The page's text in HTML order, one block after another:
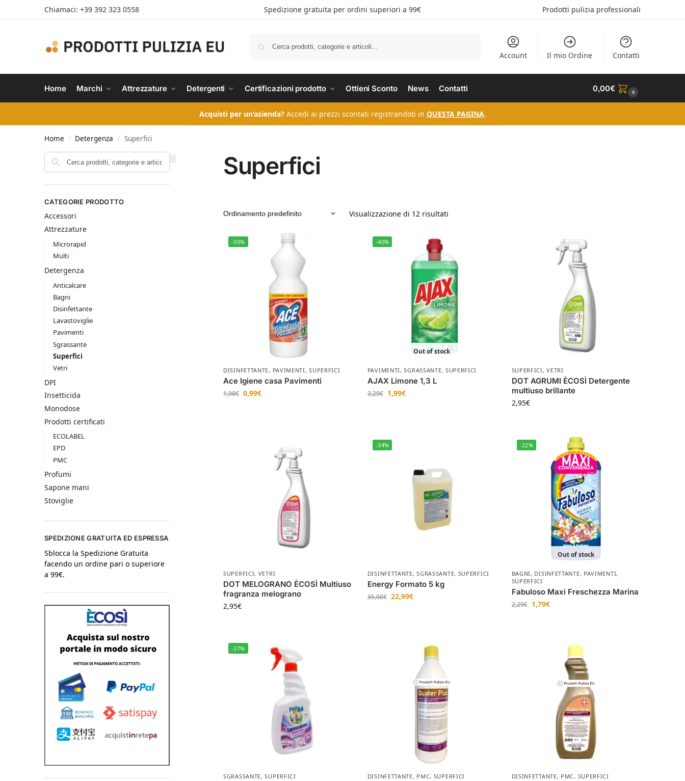
Chiamaci: +39 392 323 0558 Spedizione gratuita per ordini superiori a 99€ Prodotti pulizia professionali
Account Il mio Ordine Contatti
Home Marchi Attrezzature Detergenti Certificazioni prodotto Ottieni Sconto News Contatti 0,00€ 0
Acquisti per un’azienda?Accedi ai prezzi scontati registrandoti in QUESTA PAGINA.
Home / Detergenza / Superfici
Superfici
Visualizzazione di 12 risultati
-50%
DISINFETTANTE, PAVIMENTI,SUPERFICI
Ace Igiene casa Pavimenti
1,98€ 0,99€
-40%
Out of stock
PAVIMENTI,SGRASSANTE, SUPERFICI
AJAX Limone 1,3 L
3,29€ 1,99€
SUPERFICI,VETRI
DOT AGRUMI ÈCOSÌ Detergente
multiuso brillante
2,95€
SUPERFICI, VETRI
DOT MELOGRANO ÈCOSÌ Multiuso
fragranza melograno
2,95€
-34%
DISINFETTANTE,SGRASSANTE, SUPERFICI
Energy Formato 5 kg
35,00€ 22,99€
-22%
Out of stock
BAGNI, DISINFETTANTE, PAVIMENTI,
SUPERFICI
Fabuloso Maxi Freschezza Marina
2,29€ 1,79€
-37%
SGRASSANTE,SUPERFICI DISINFETTANTE, PMC, SUPERFICI DISINFETTANTE, PMC, SUPERFICI
CATEGORIE PRODOTTO
Accessori
Attrezzature
Microrapid
Multi
Detergenza
Anticalcare
Bagni
Disinfettante
Lavastoviglie
Pavimenti
Sgrassante
Superfici
Vetri
DPI
Insetticida
Monodose
Prodotti certificati
ECOLABEL
EPD
PMC
Profumi
Sapone mani
Stoviglie
SPEDIZIONE GRATUITA ED ESPRESSA
Sblocca la Spedizione Gratuita
facendo un ordine pari o superiore
a 99€.